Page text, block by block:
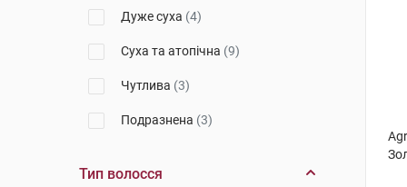
Дуже суха (4)
Суха та атопічна (9)
Чутлива (3)
Подразнена (3)
Тип волосся